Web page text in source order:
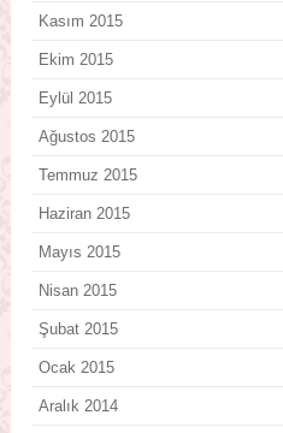
Kasım 2015
Ekim 2015
Eylül 2015
Ağustos 2015
Temmuz 2015
Haziran 2015
Mayıs 2015
Nisan 2015
Şubat 2015
Ocak 2015
Aralık 2014